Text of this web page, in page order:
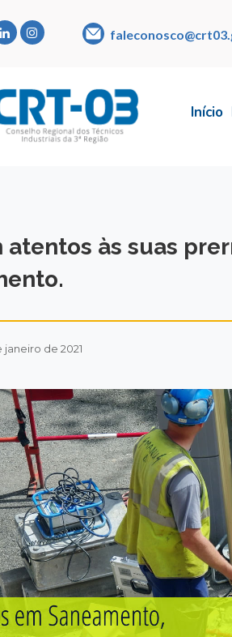
Início
atentos às suas
janeiro de 2021